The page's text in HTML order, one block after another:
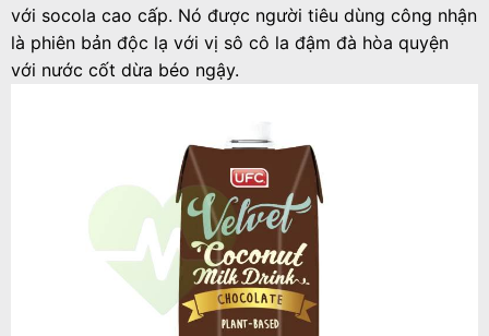
với socola cao cấp. Nó được người tiêu dùng công nhận
là phiên bản độc lạ với vị sô cô la đậm đà hòa quyện
với nước cốt dừa béo ngậy.